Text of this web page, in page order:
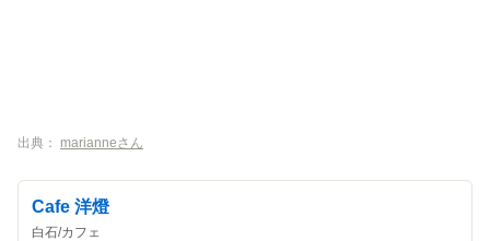
出典： marianneさん
Cafe 洋燈
白石/カフェ